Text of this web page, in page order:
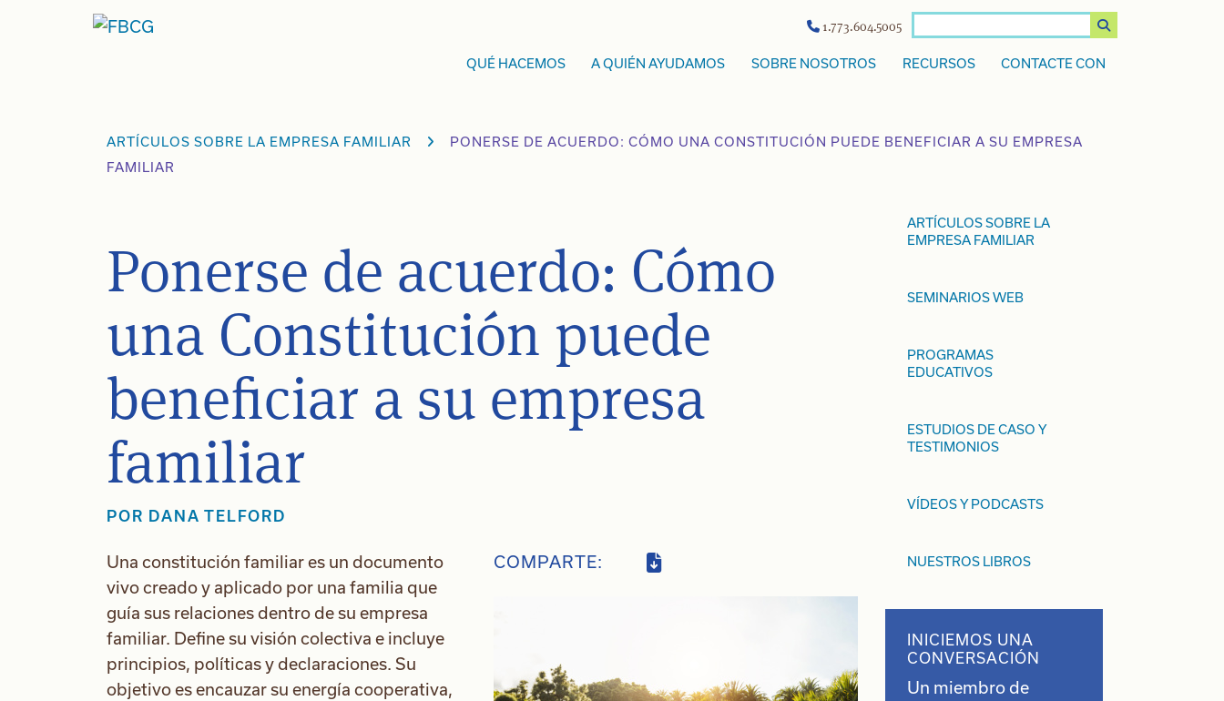
1.773.604.5005
QUÉ HACEMOS A QUIÉN AYUDAMOS SOBRE NOSOTROS RECURSOS CONTACTE CON
ARTÍCULOS SOBRE LA EMPRESA FAMILIAR
PONERSE DE ACUERDO: CÓMO UNA CONSTITUCIÓN PUEDE BENEFICIAR A SU EMPRESA
FAMILIAR
Ponerse de acuerdo: Cómo
una Constitución puede
beneficiar a su empresa
familiar
POR DANA TELFORD
COMPARTE:
Una constitución familiar es un documento
vivo creado y aplicado por una familia que
guía sus relaciones dentro de su empresa
familiar. Define su visión colectiva e incluye
principios, políticas y declaraciones. Su
objetivo es encauzar su energía cooperativa,
ARTÍCULOS SOBRE LA
EMPRESA FAMILIAR
SEMINARIOS WEB
PROGRAMAS
EDUCATIVOS
ESTUDIOS DE CASO Y
TESTIMONIOS
VÍDEOS Y PODCASTS
NUESTROS LIBROS
INICIEMOS UNA
CONVERSACIÓN
Un miembro de